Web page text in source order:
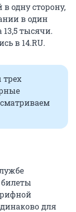
в одну сторону,
в один
тысячи.
в 14.RU.
трех
для